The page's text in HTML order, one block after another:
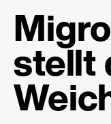
stellt